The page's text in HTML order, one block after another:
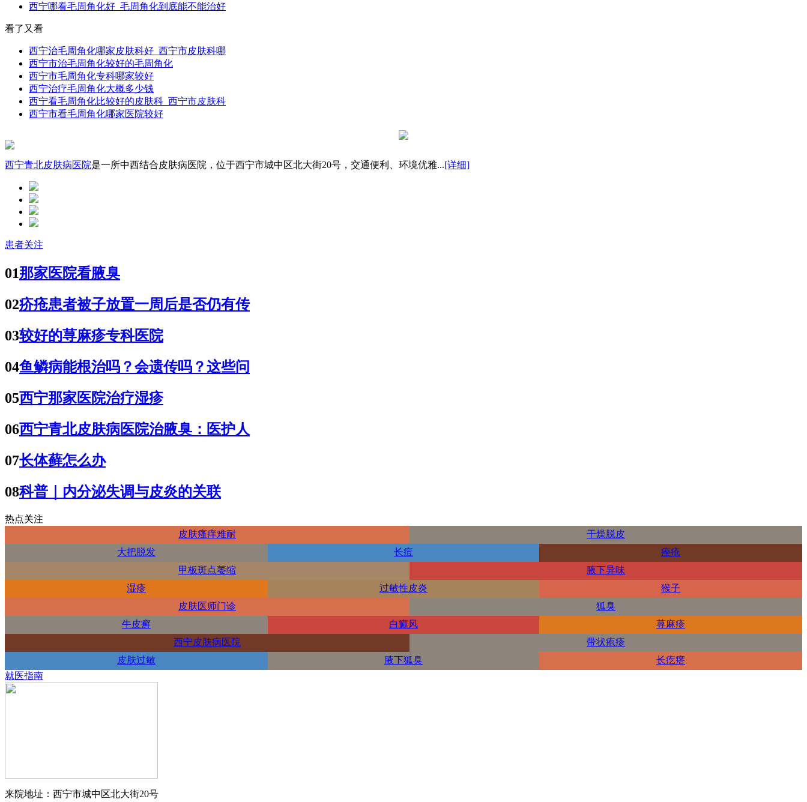
西宁哪看毛周角化好_毛周角化到底能不能治好
看了又看
西宁治毛周角化哪家皮肤科好_西宁市皮肤科哪
西宁市治毛周角化较好的毛周角化
西宁市毛周角化专科哪家较好
西宁治疗毛周角化大概多少钱
西宁看毛周角化比较好的皮肤科_西宁市皮肤科
西宁市看毛周角化哪家医院较好
西宁青北皮肤病医院是一所中西结合皮肤病医院，位于西宁市城中区北大街20号，交通便利、环境优雅...[详细]
患者关注
01那家医院看腋臭
02疥疮患者被子放置一周后是否仍有传
03较好的荨麻疹专科医院
04鱼鳞病能根治吗？会遗传吗？这些问
05西宁那家医院治疗湿疹
06西宁青北皮肤病医院治腋臭：医护人
07长体藓怎么办
08科普｜内分泌失调与皮炎的关联
热点关注
皮肤瘙痒难耐
干燥脱皮
大把脱发
长痘
痤疮
甲板斑点萎缩
腋下异味
湿疹
过敏性皮炎
猴子
皮肤医师门诊
狐臭
牛皮癣
白癜风
荨麻疹
西宁皮肤病医院
带状疱疹
皮肤过敏
腋下狐臭
长疙瘩
就医指南
来院地址：西宁市城中区北大街20号